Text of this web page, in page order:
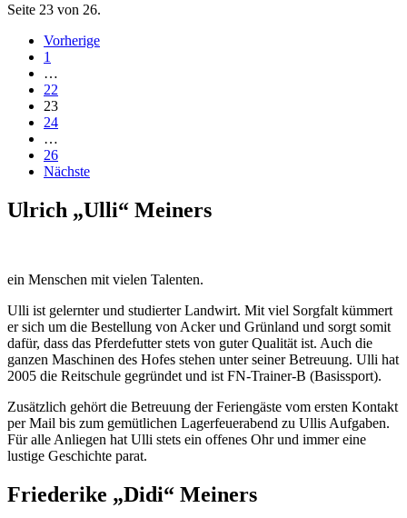
Seite 23 von 26.
Vorherige
1
…
22
23
24
…
26
Nächste
Ulrich „Ulli“ Meiners
ein Menschen mit vielen Talenten.
Ulli ist gelernter und studierter Landwirt. Mit viel Sorgfalt kümmert
er sich um die Bestellung von Acker und Grünland und sorgt somit
dafür, dass das Pferdefutter stets von guter Qualität ist. Auch die
ganzen Maschinen des Hofes stehen unter seiner Betreuung. Ulli hat
2005 die Reitschule gegründet und ist FN-Trainer-B (Basissport).
Zusätzlich gehört die Betreuung der Feriengäste vom ersten Kontakt
per Mail bis zum gemütlichen Lagerfeuerabend zu Ullis Aufgaben.
Für alle Anliegen hat Ulli stets ein offenes Ohr und immer eine
lustige Geschichte parat.
Friederike „Didi“ Meiners